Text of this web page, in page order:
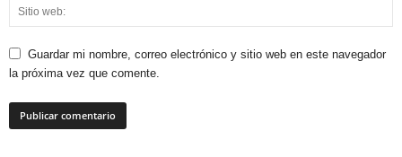
Guardar mi nombre, correo electrónico y sitio web en este navegador
la próxima vez que comente.